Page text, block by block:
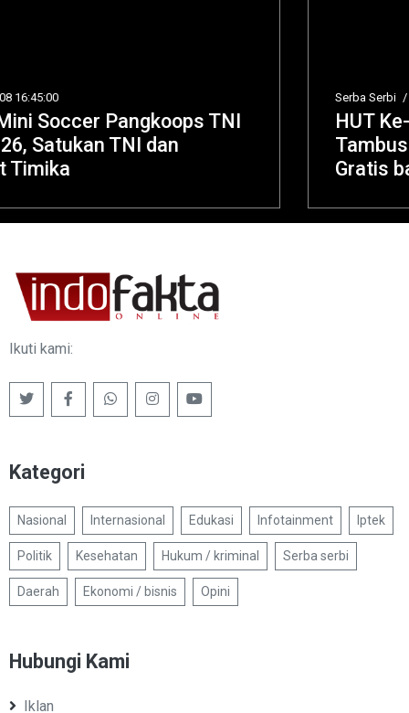
HUT Ke-1 Kodam XIX Tuanku
Tambusai, BAKTIKES Siapkan Operasi
Gratis bagi Masyarakat
Ikuti kami:
Kategori
Nasional Internasional Edukasi Infotainment Iptek
Politik Kesehatan Hukum / kriminal Serba serbi
Daerah Ekonomi / bisnis Opini
Hubungi Kami
Iklan